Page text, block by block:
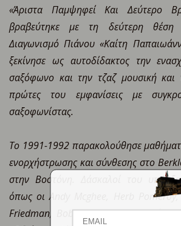
«Άριστα Παμψηφεί Και Δεύτερο
βραβεύτηκε με τη δεύτερη θέση
Διαγωνισμό Πιάνου «Καίτη
ξεκίνησε ως αυτοδίδακτος την
σαξόφωνο και την τζαζ μουσική και
πρώτες του εμφανίσεις με
σαξοφωνίστας.
Το 1991-1992 παρακολούθησε
ενορχήστρωσης και σύνθεσης στο
στην Βοστόνη. Δάσκαλοί του
όπως οι Andy Mcghee, Herb
Friedman, Βοb Pilkington κ.α. Από το